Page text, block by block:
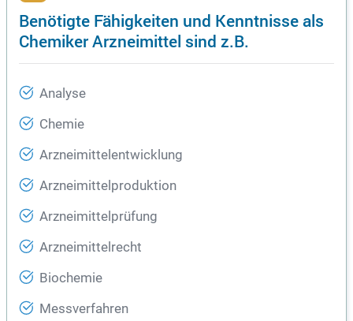
Benötigte Fähigkeiten und Kenntnisse als
Chemiker Arzneimittel sind z.B.
Analyse
Chemie
Arzneimittelentwicklung
Arzneimittelproduktion
Arzneimittelprüfung
Arzneimittelrecht
Biochemie
Messverfahren